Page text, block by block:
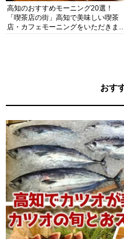
高知のおすすめモーニング20選！
「喫茶店の街」高知で美味しい喫茶
店・カフェモーニングをいただきま
おす